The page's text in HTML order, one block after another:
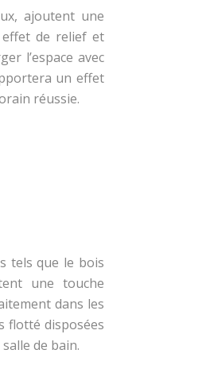
ajoutent une
effet de relief et
l’espace avec
un effet
réussie.
tels que le bois
une touche
dans les
flotté disposées
de bain.